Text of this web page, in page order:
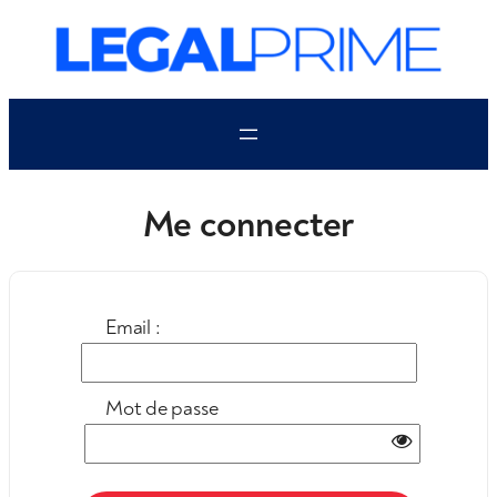
contenu
Me connecter
Email :
Mot de passe